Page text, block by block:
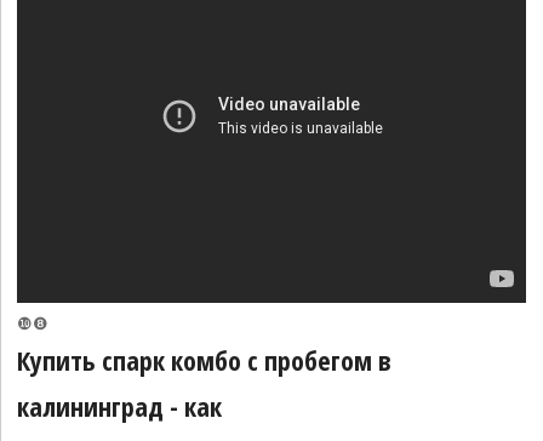
❿❽
Купить спарк комбо с пробегом в
калининград - как